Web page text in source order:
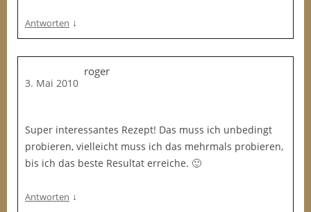
Antworten ↓
roger
3. Mai 2010
Super interessantes Rezept! Das muss ich unbedingt
probieren, vielleicht muss ich das mehrmals probieren,
bis ich das beste Resultat erreiche. 🙂
Antworten ↓